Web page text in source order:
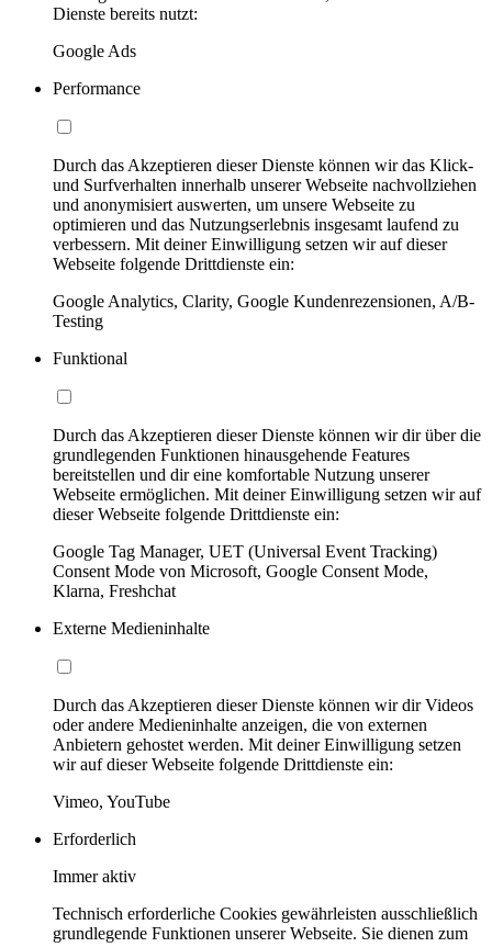
Dienste bereits nutzt:
Google Ads
Performance
Durch das Akzeptieren dieser Dienste können wir das Klick-
und Surfverhalten innerhalb unserer Webseite nachvollziehen
und anonymisiert auswerten, um unsere Webseite zu
optimieren und das Nutzungserlebnis insgesamt laufend zu
verbessern. Mit deiner Einwilligung setzen wir auf dieser
Webseite folgende Drittdienste ein:
Google Analytics, Clarity, Google Kundenrezensionen, A/B-
Testing
Funktional
Durch das Akzeptieren dieser Dienste können wir dir über die
grundlegenden Funktionen hinausgehende Features
bereitstellen und dir eine komfortable Nutzung unserer
Webseite ermöglichen. Mit deiner Einwilligung setzen wir auf
dieser Webseite folgende Drittdienste ein:
Google Tag Manager, UET (Universal Event Tracking)
Consent Mode von Microsoft, Google Consent Mode,
Klarna, Freshchat
Externe Medieninhalte
Durch das Akzeptieren dieser Dienste können wir dir Videos
oder andere Medieninhalte anzeigen, die von externen
Anbietern gehostet werden. Mit deiner Einwilligung setzen
wir auf dieser Webseite folgende Drittdienste ein:
Vimeo, YouTube
Erforderlich
Immer aktiv
Technisch erforderliche Cookies gewährleisten ausschließlich
grundlegende Funktionen unserer Webseite. Sie dienen zum